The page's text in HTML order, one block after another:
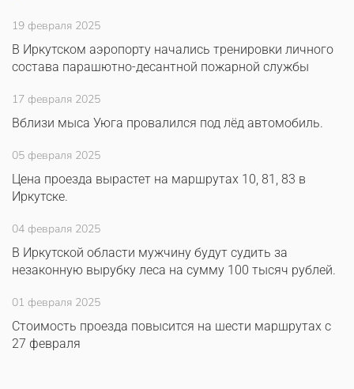
19 февраля 2025
В Иркутском аэропорту начались тренировки личного
состава парашютно-десантной пожарной службы
17 февраля 2025
Вблизи мыса Уюга провалился под лёд автомобиль.
05 февраля 2025
Цена проезда вырастет на маршрутах 10, 81, 83 в
Иркутске.
04 февраля 2025
В Иркутской области мужчину будут судить за
незаконную вырубку леса на сумму 100 тысяч рублей.
01 февраля 2025
Стоимость проезда повысится на шести маршрутах с
27 февраля